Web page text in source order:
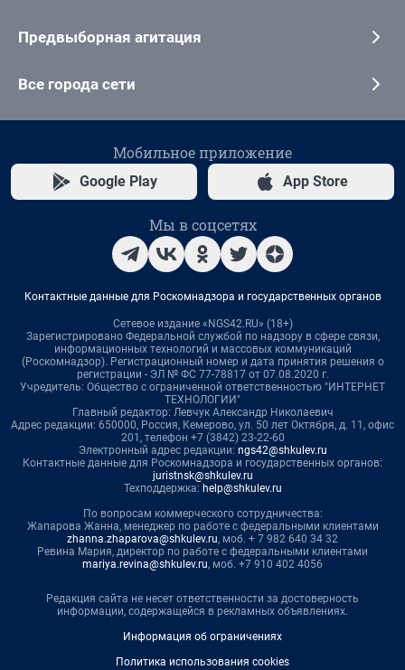
Предвыборная агитация
Все города сети
Мобильное приложение
Google Play App Store
Мы в соцсетях
Контактные данные для Роскомнадзора и государственных органов
Сетевое издание «NGS42.RU» (18+)
Зарегистрировано Федеральной службой по надзору в сфере связи,
информационных технологий и массовых коммуникаций
(Роскомнадзор). Регистрационный номер и дата принятия решения о
регистрации - ЭЛ № ФС 77-78817 от 07.08.2020 г.
Учредитель: Общество с ограниченной ответственностью "ИНТЕРНЕТ
ТЕХНОЛОГИИ"
Главный редактор: Левчук Александр Николаевич
Адрес редакции: 650000, Россия, Кемерово, ул. 50 лет Октября, д. 11, офис
201, телефон +7 (3842) 23-22-60
Электронный адрес редакции: ngs42@shkulev.ru
Контактные данные для Роскомнадзора и государственных органов:
juristnsk@shkulev.ru
Техподдержка: help@shkulev.ru
По вопросам коммерческого сотрудничества:
Жапарова Жанна, менеджер по работе с федеральными клиентами
zhanna.zhaparova@shkulev.ru, моб. + 7 982 640 34 32
Ревина Мария, директор по работе с федеральными клиентами
mariya.revina@shkulev.ru, моб. +7 910 402 4056
Редакция сайта не несет ответственности за достоверность
информации, содержащейся в рекламных объявлениях.
Информация об ограничениях
Политика использования cookies